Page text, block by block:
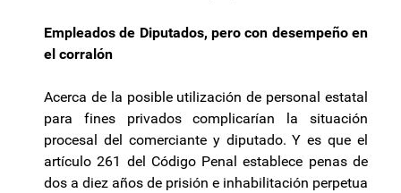
Empleados de Diputados, pero con desempeño en
el corralón
Acerca de la posible utilización de personal estatal
para fines privados complicarían la situación
procesal del comerciante y diputado. Y es que el
artículo 261 del Código Penal establece penas de
dos a diez años de prisión e inhabilitación perpetua